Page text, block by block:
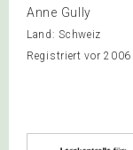
Anne Gully
Land: Schweiz
Registriert vor 2006